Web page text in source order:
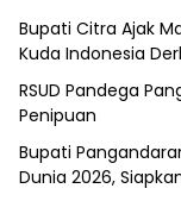
Bupati Citra Ajak
Kuda Indonesia
RSUD Pandega
Penipuan
Bupati
Dunia 2026,